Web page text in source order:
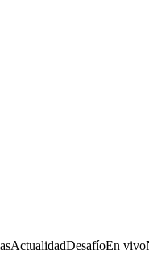
ActualidadDesafíoEn vivo